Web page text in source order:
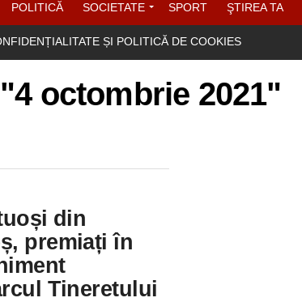
POLITICĂ SOCIETATE SPORT ŞTIREA TA
ȘI POLITICĂ DE COOKIES
octombrie 2021"
din
premiați în
Tineretului